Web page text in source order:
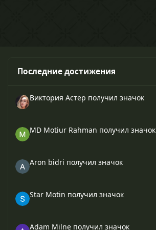
Последние достижения
Виктория Астер получил значок
MD Motiur Rahman получил значок
Aron bidri получил значок
Star Motin получил значок
Adam Milne получил значок